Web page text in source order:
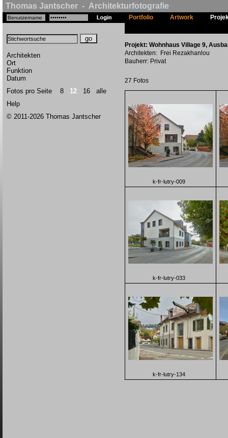
Thomas Jantscher - Architekturfotografie
Architekten
Ort
Funktion
Datum
Fotos pro Seite 8 12 16
alle
Help
© 2011-2026 Thomas Jantscher
Portfolio Artwork
Projekt: Wohnhaus Village 9,
Architekten: Frei Rezakhanlou
Bauherr: Privat
27 Fotos
k-fr-lutry-009
k-fr-lutry-033
k-fr-lutry-134